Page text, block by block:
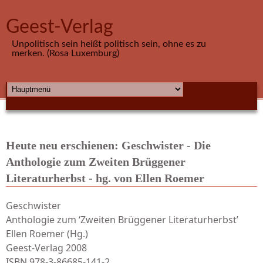
Geest-Verlag
Unpolitisch sein heißt politisch sein, ohne es zu
merken. (Rosa Luxemburg)
HAUPTMENÜ
Heute neu erschienen: Geschwister - Die
Anthologie zum Zweiten Brüggener
Literaturherbst - hg. von Ellen Roemer
Geschwister
Anthologie zum ‘Zweiten Brüggener Literaturherbst’
Ellen Roemer (Hg.)
Geest-Verlag 2008